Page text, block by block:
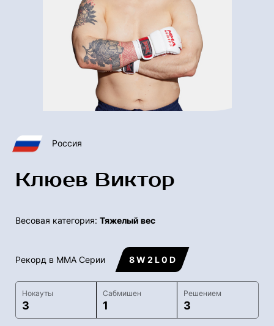
Россия
Клюев Виктор
Весовая категория: Тяжелый вес
Рекорд в ММА Серии 8 W 2 L 0 D
Нокауты
3
Сабмишен
1
Решением
3